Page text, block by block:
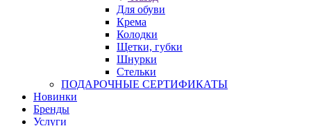
Для обуви
Крема
Колодки
Щетки, губки
Шнурки
Стельки
ПОДАРОЧНЫЕ СЕРТИФИКАТЫ
Новинки
Бренды
Услуги